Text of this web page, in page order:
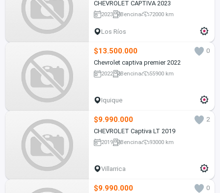
CHEVROLET CAPTIVA 2023
2023 Bencina 72000 km
Los Ríos
$13.500.000
0
Chevrolet captiva premier 2022
2022 Bencina 55900 km
Iquique
$9.990.000
2
CHEVROLET Captiva LT 2019
2019 Bencina 93000 km
Villarrica
$9.990.000
0